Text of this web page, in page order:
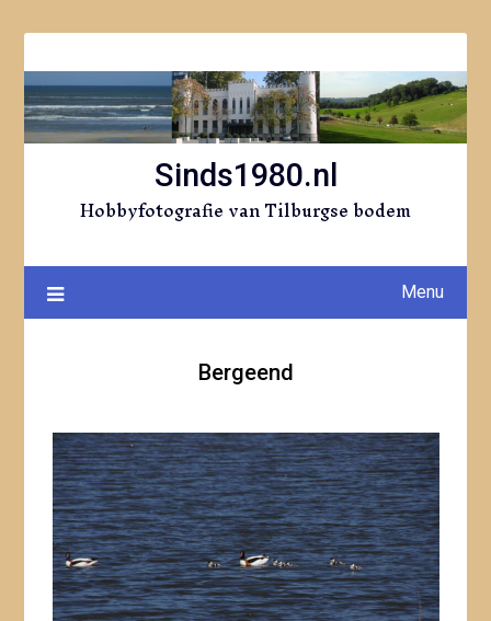
naar
inhoud
Sinds1980.nl
Hobbyfotografie van Tilburgse bodem
Menu
Bergeend